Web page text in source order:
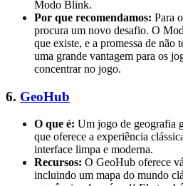
Modo Blink.
Por que recomendamos: Para
procura um novo desafio. O
que existe, e a promessa de não
uma grande vantagem para os
concentrar no jogo.
6. GeoHub
O que é: Um jogo de geografia
que oferece a experiência
interface limpa e moderna.
Recursos: O GeoHub oferece
incluindo um mapa do mundo